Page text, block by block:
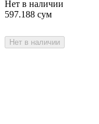
Нет в наличии
597.188 сум
Нет в наличии